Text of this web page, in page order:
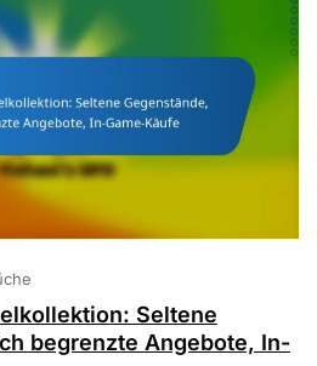
Seltene
begrenzte Angebote, In-